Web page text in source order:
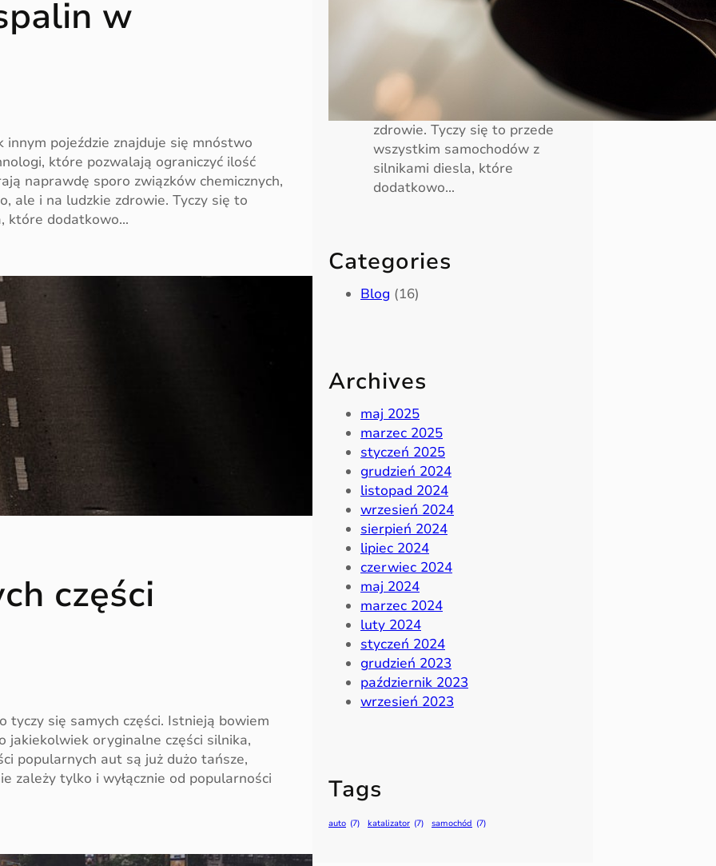
w
pojeździe znajduje się mnóstwo
które pozwalają ograniczyć ilość
naprawdę sporo związków chemicznych,
ale i na ludzkie zdrowie. Tyczy się to
które dodatkowo…
części
tyczy się samych części. Istnieją bowiem
oryginalne części silnika,
popularnych aut są już dużo tańsze,
zależy tylko i wyłącznie od popularności
emitowanych do powietrza
spalin. Spaliny zawierają
naprawdę sporo związków
chemicznych, które negatywnie
środowisko, ale i na ludzkie
zdrowie. Tyczy się to przede
wszystkim samochodów z
silnikami diesla, które
dodatkowo…
Categories
Blog (16)
Archives
maj 2025
marzec 2025
styczeń 2025
grudzień 2024
listopad 2024
wrzesień 2024
sierpień 2024
lipiec 2024
czerwiec 2024
maj 2024
marzec 2024
luty 2024
styczeń 2024
grudzień 2023
październik 2023
wrzesień 2023
Tags
auto (7) katalizator (7) samochód (7)